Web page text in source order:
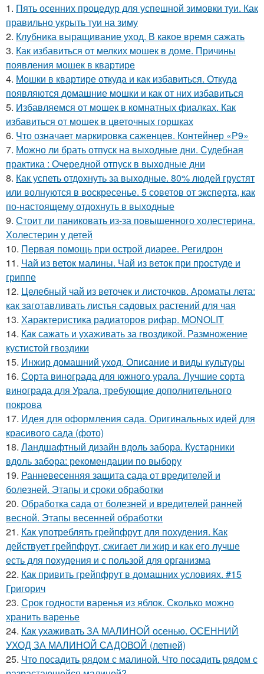
1. Пять осенних процедур для успешной зимовки туи. Как
правильно укрыть туи на зиму
2. Клубника выращивание уход. В какое время сажать
3. Как избавиться от мелких мошек в доме. Причины
появления мошек в квартире
4. Мошки в квартире откуда и как избавиться. Откуда
появляются домашние мошки и как от них избавиться
5. Избавляемся от мошек в комнатных фиалках. Как
избавиться от мошек в цветочных горшках
6. Что означает маркировка саженцев. Контейнер «Р9»
7. Можно ли брать отпуск на выходные дни. Судебная
практика : Очередной отпуск в выходные дни
8. Как успеть отдохнуть за выходные. 80% людей грустят
или волнуются в воскресенье. 5 советов от эксперта, как
по-настоящему отдохнуть в выходные
9. Стоит ли паниковать из-за повышенного холестерина.
Холестерин у детей
10. Первая помощь при острой диарее. Регидрон
11. Чай из веток малины. Чай из веток при простуде и
гриппе
12. Целебный чай из веточек и листочков. Ароматы лета:
как заготавливать листья садовых растений для чая
13. Характеристика радиаторов рифар. MONOLIT
14. Как сажать и ухаживать за гвоздикой. Размножение
кустистой гвоздики
15. Инжир домашний уход. Описание и виды культуры
16. Сорта винограда для южного урала. Лучшие сорта
винограда для Урала, требующие дополнительного
покрова
17. Идея для оформления сада. Оригинальных идей для
красивого сада (фото)
18. Ландшафтный дизайн вдоль забора. Кустарники
вдоль забора: рекомендации по выбору
19. Ранневесенняя защита сада от вредителей и
болезней. Этапы и сроки обработки
20. Обработка сада от болезней и вредителей ранней
весной. Этапы весенней обработки
21. Как употреблять грейпфрут для похудения. Как
действует грейпфрут, сжигает ли жир и как его лучше
есть для похудения и с пользой для организма
22. Как привить грейпфрут в домашних условиях. #15
Григорич
23. Срок годности варенья из яблок. Сколько можно
хранить варенье
24. Как ухаживать ЗА МАЛИНОЙ осенью. ОСЕННИЙ
УХОД ЗА МАЛИНОЙ САДОВОЙ (летней)
25. Что посадить рядом с малиной. Что посадить рядом с